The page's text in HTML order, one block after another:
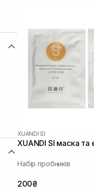
XUANDI SI
XUANDI SI маска та
Набір пробників
200₴